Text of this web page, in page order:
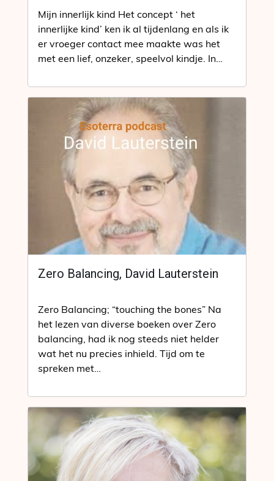
Mijn innerlijk kind Het concept ‘ het
innerlijke kind’ ken ik al tijdenlang en als ik
er vroeger contact mee maakte was het
met een lief, onzeker, speelvol kindje. In…
Zero Balancing, David Lauterstein
Zero Balancing; “touching the bones” Na
het lezen van diverse boeken over Zero
balancing, had ik nog steeds niet helder
wat het nu precies inhield. Tijd om te
spreken met…